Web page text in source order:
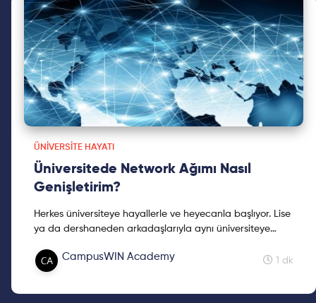
ÜNIVERSITE HAYATI
Üniversitede Network Ağımı Nasıl
Genişletirim?
Herkes üniversiteye hayallerle ve heyecanla başlıyor. Lise
ya da dershaneden arkadaşlarıyla aynı üniversiteye
CampusWIN Academy 1 dk